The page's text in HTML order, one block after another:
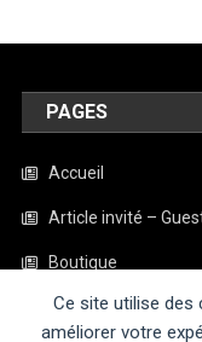
Ce site utilise
améliorer votre
PAGES
Accueil
Article invité –
Boutique
Contact